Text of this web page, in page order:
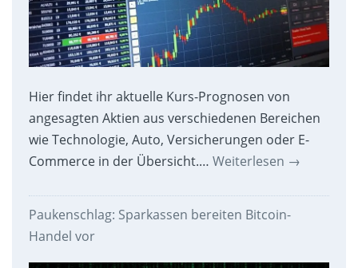
Hier findet ihr aktuelle Kurs-Prognosen von
angesagten Aktien aus verschiedenen Bereichen
wie Technologie, Auto, Versicherungen oder E-
Commerce in der Übersicht.… Weiterlesen →
Paukenschlag: Sparkassen bereiten Bitcoin-
Handel vor